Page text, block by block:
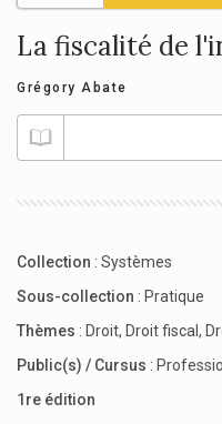
La fiscalité de
Grégory Abate
Collection : Systèmes
Sous-collection : Pratique
Thèmes : Droit, Droit fiscal,
Public(s) / Cursus :
1re édition